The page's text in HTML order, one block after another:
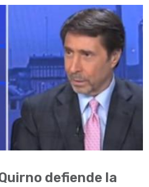
defiende la